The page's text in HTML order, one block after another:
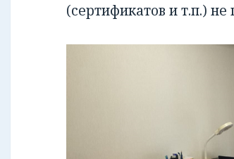
(сертификатов и т.п.)